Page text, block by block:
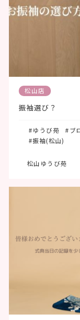
松山店
振袖選び？
#ゆうび苑 #ブ
#振袖(松山)
松山ゆうび苑